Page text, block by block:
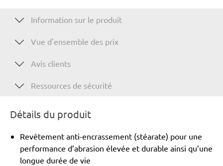
Information sur le produit
Vue d'ensemble des prix
Avis clients
Ressources de sécurité
Détails du produit
Revêtement anti-encrassement (stéarate) pour une
performance d’abrasion élevée et durable ainsi qu’une
longue durée de vie